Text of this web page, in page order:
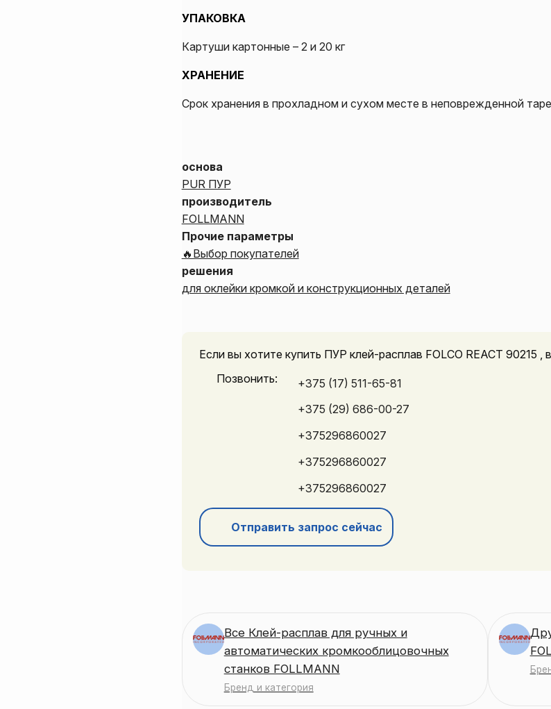
УПАКОВКА
Картуши картонные – 2 и 20 кг
ХРАНЕНИЕ
Срок хранения в прохладном и сухом месте в неповрежденной
основа
PUR ПУР
производитель
FOLLMANN
Прочие параметры
🔥Выбор покупателей
решения
для оклейки кромкой и конструкционных деталей
Если вы хотите купить ПУР клей-расплав FOLCO REACT 90215 ,
Позвонить:
+375 (17) 511-65-81
+375 (29) 686-00-27
+375296860027
+375296860027
+375296860027
Отправить запрос сейчас
Все Клей-расплав для ручных и
автоматических кромкооблицовочных
станков FOLLMANN
Бренд и категория